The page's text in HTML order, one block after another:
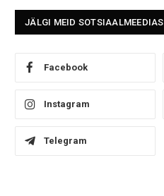
JÄLGI MEID SOTSIAALMEEDIAS
Facebook
Instagram
Telegram